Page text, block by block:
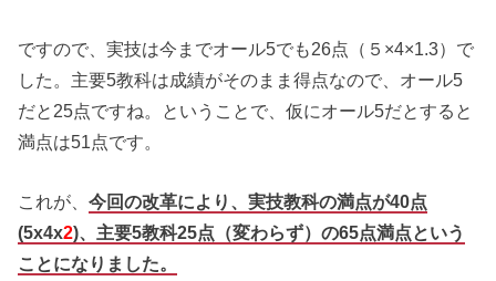
ですので、実技は今までオール5でも26点（５×4×1.3）で
した。主要5教科は成績がそのまま得点なので、オール5
だと25点ですね。ということで、仮にオール5だとすると
満点は51点です。
これが、今回の改革により、実技教科の満点が40点
(5x4x2)、主要5教科25点（変わらず）の65点満点という
ことになりました。